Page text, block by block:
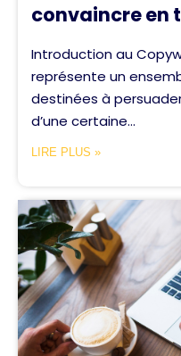
convaincre en
Introduction au
représente un
destinées à
d’une certaine...
LIRE PLUS »